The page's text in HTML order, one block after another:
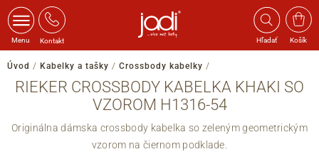
Menu Kontakt Hľadať Košík
Úvod / Kabelky a tašky / Crossbody kabelky /
RIEKER CROSSBODY KABELKA KHAKI SO
VZOROM H1316-54
Originálna dámska crossbody kabelka so zeleným geometrickým
vzorom na čiernom podklade.